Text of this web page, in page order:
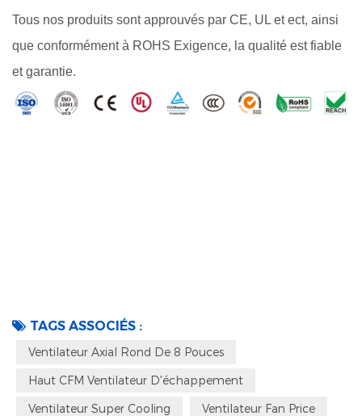
Tous nos produits sont approuvés par CE, UL et ect, ainsi
que conformément à ROHS Exigence, la qualité est fiable
et garantie.
TAGS ASSOCIÉS :
Ventilateur Axial Rond De 8 Pouces
Haut CFM Ventilateur D'échappement
Ventilateur Super Cooling Ventilateur Fan Price